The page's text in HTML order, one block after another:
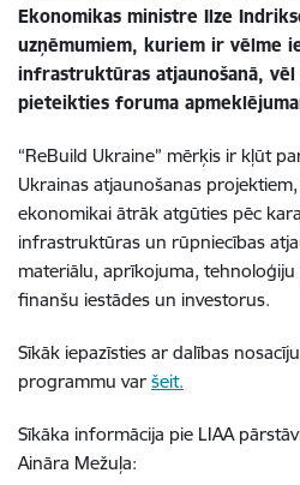
Ekonomikas ministre Ilze
uzņēmumiem, kuriem ir vēlme
infrastruktūras atjaunošanā,
pieteikties foruma
“ReBuild Ukraine” mērķis ir kļūt
Ukrainas atjaunošanas
ekonomikai ātrāk atgūties pēc
infrastruktūras un rūpniecības
materiālu, aprīkojuma,
finanšu iestādes un investorus.
Sīkāk iepazīsties ar dalības
programmu var šeit.
Sīkāka informācija pie LIAA
Aināra Mežuļa: